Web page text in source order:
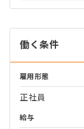
働く条件
雇用形態
正社員
給与